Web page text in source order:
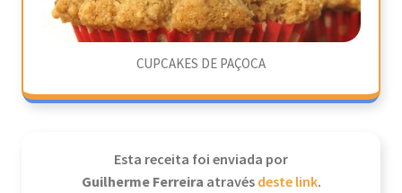
CUPCAKES DE PAÇOCA
Esta receita foi enviada por
Guilherme Ferreira atravésdeste link.